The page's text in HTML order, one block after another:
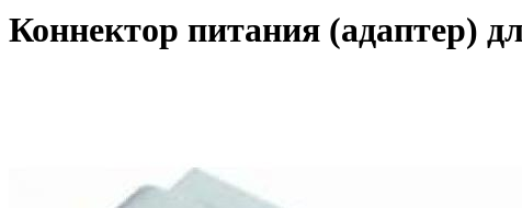
Коннектор питания (адаптер)